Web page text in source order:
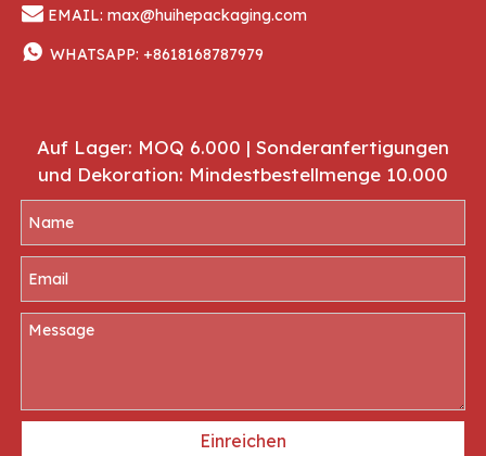
 EMAIL: max@huihepackaging.com
 WHATSAPP: +8618168787979
Auf Lager: MOQ 6.000 | Sonderanfertigungen
und Dekoration: Mindestbestellmenge 10.000
Einreichen